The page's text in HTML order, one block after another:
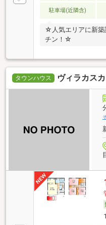
駐車場(近隣含)
☆人気エリアに新築
チン！☆
タウンハウス ヴィラカス